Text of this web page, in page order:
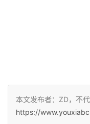
本文发布者：ZD，不
https://